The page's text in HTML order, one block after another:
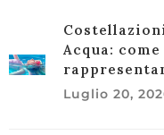
Acqua:
Luglio 20,